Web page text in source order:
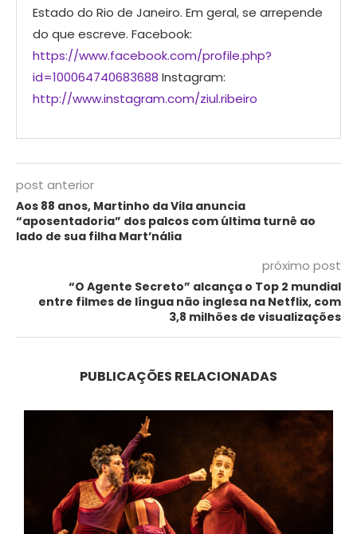
Estado do Rio de Janeiro. Em geral, se arrepende
do que escreve. Facebook:
https://www.facebook.com/profile.php?
id=100064740683688 Instagram:
http://www.instagram.com/ziul.ribeiro
post anterior
Aos 88 anos, Martinho da Vila anuncia
“aposentadoria” dos palcos com última turnê ao
lado de sua filha Mart’nália
próximo post
“O Agente Secreto” alcança o Top 2 mundial
entre filmes de língua não inglesa na Netflix, com
3,8 milhões de visualizações
PUBLICAÇÕES RELACIONADAS